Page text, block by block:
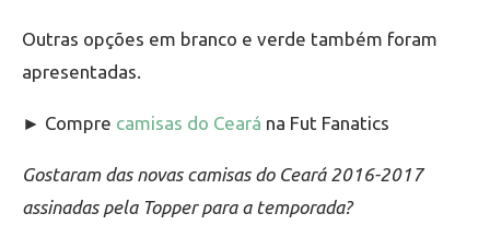
Outras opções em branco e verde também foram
apresentadas.
► Compre camisas do Ceará na Fut Fanatics
Gostaram das novas camisas do Ceará 2016-2017
assinadas pela Topper para a temporada?